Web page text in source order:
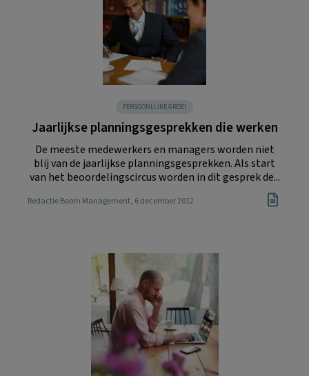
PERSOONLIJKE GROEI
Jaarlijkse planningsgesprekken die werken
De meeste medewerkers en managers worden niet
blij van de jaarlijkse planningsgesprekken. Als start
van het beoordelingscircus worden in dit gesprek de...
Redactie Boom Management, 6 december 2012